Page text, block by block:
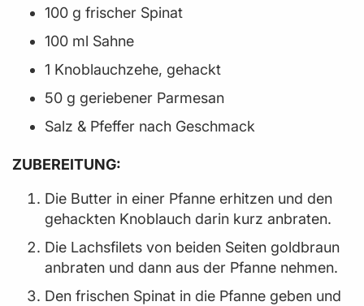
100 g frischer Spinat
100 ml Sahne
1 Knoblauchzehe, gehackt
50 g geriebener Parmesan
Salz & Pfeffer nach Geschmack
ZUBEREITUNG:
Die Butter in einer Pfanne erhitzen und den
gehackten Knoblauch darin kurz anbraten.
Die Lachsfilets von beiden Seiten goldbraun
anbraten und dann aus der Pfanne nehmen.
Den frischen Spinat in die Pfanne geben und